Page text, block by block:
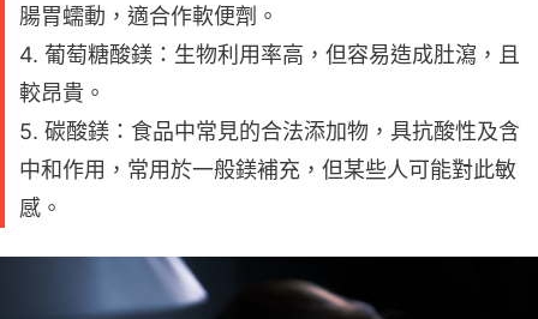
腸胃蠕動，適合作軟便劑。
4. 葡萄糖酸鎂：生物利用率高，但容易造成肚瀉，且
較昂貴。
5. 碳酸鎂：食品中常見的合法添加物，具抗酸性及含
中和作用，常用於一般鎂補充，但某些人可能對此敏
感。